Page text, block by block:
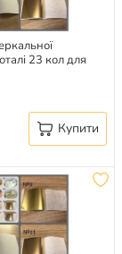
23 кол для
Купити